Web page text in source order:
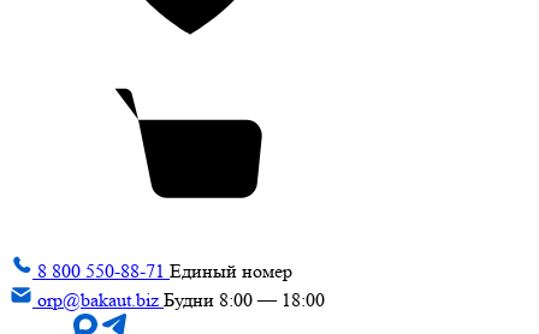
8 800 550-88-71 Единый номер
orp@bakaut.biz Будни 8:00 — 18:00